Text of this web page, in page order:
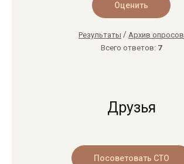
Результаты / Архив опросов
Всего ответов: 7
Друзья